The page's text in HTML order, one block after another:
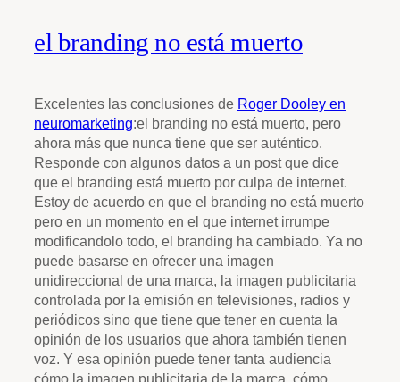
el branding no está muerto
Excelentes las conclusiones de Roger Dooley en
neuromarketing:el branding no está muerto, pero
ahora más que nunca tiene que ser auténtico.
Responde con algunos datos a un post que dice
que el branding está muerto por culpa de internet.
Estoy de acuerdo en que el branding no está muerto
pero en un momento en el que internet irrumpe
modificandolo todo, el branding ha cambiado. Ya no
puede basarse en ofrecer una imagen
unidireccional de una marca, la imagen publicitaria
controlada por la emisión en televisiones, radios y
periódicos sino que tiene que tener en cuenta la
opinión de los usuarios que ahora también tienen
voz. Y esa opinión puede tener tanta audiencia
cómo la imagen publicitaria de la marca, cómo